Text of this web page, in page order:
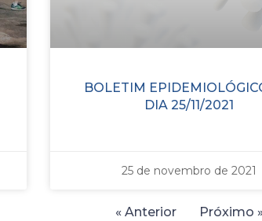
BOLETIM
DIA 25/11/2021
25 de novembro de 2021
« Anterior Próximo »